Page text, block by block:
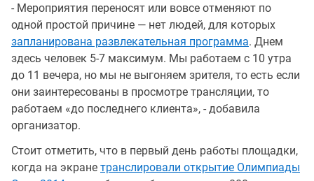
- Мероприятия переносят или вовсе отменяют по
одной простой причине — нет людей, для которых
запланирована развлекательная программа. Днем
здесь человек 5-7 максимум. Мы работаем с 10 утра
до 11 вечера, но мы не выгоняем зрителя, то есть если
они заинтересованы в просмотре трансляции, то
работаем «до последнего клиента», - добавила
организатор.
Стоит отметить, что в первый день работы площадки,
когда на экране транслировали открытие Олимпиады